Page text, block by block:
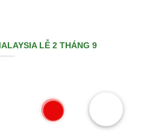
LỄ 2 THÁNG 9